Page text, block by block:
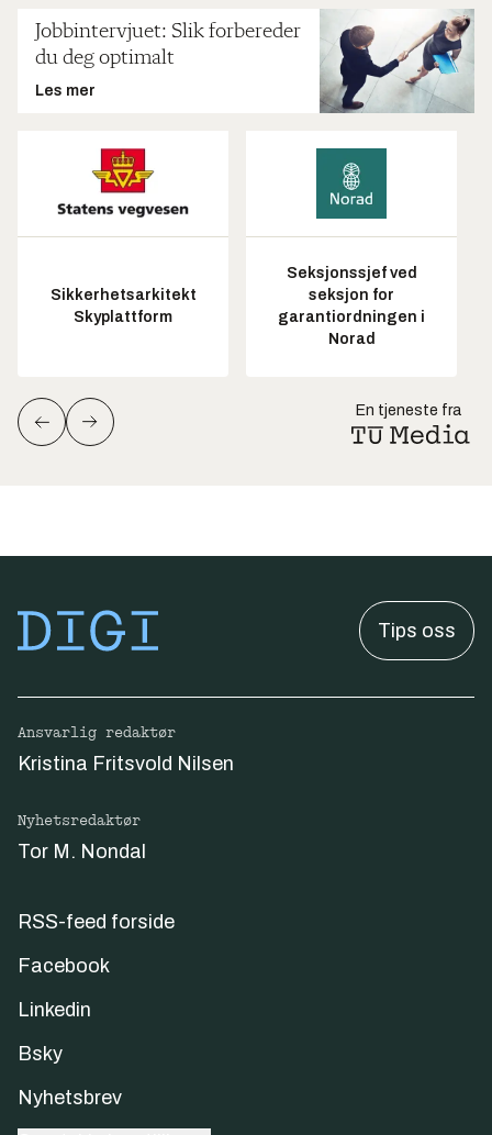
Jobbintervjuet: Slik forbereder
du deg optimalt
Les mer
Sikkerhetsarkitekt
Skyplattform
Seksjonssjef ved
seksjon for
garantiordningen i
Norad
En tjeneste fra
Tips oss
Ansvarlig redaktør
Kristina Fritsvold Nilsen
Nyhetsredaktør
Tor M. Nondal
RSS-feed forside
Facebook
Linkedin
Bsky
Nyhetsbrev